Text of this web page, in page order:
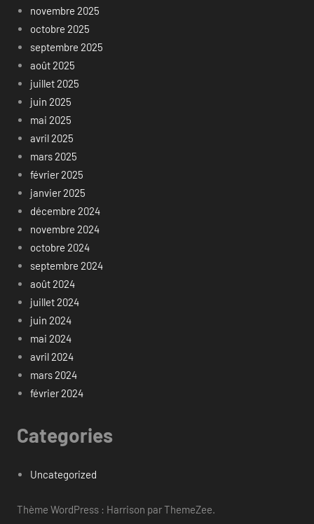
novembre 2025
octobre 2025
septembre 2025
août 2025
juillet 2025
juin 2025
mai 2025
avril 2025
mars 2025
février 2025
janvier 2025
décembre 2024
novembre 2024
octobre 2024
septembre 2024
août 2024
juillet 2024
juin 2024
mai 2024
avril 2024
mars 2024
février 2024
Categories
Uncategorized
Thème WordPress : Harrison par ThemeZee.